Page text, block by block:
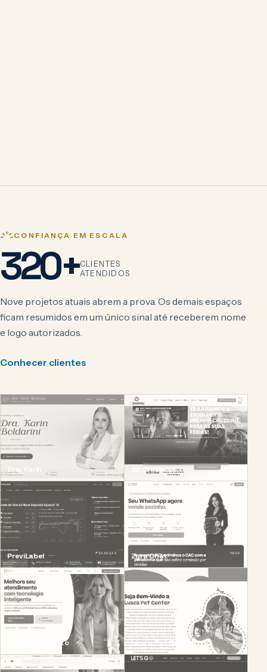
Centenas de negócios já passaram
CONFIANÇA EM ESCALA
320+CLIENTES
ATENDIDOS
Nove projetos atuais abrem a prova. Os demais espaços
ficam resumidos em um único sinal até receberem nome
e logo autorizados.
Conhecer clientes
Dra. Karin SAÚDE BP Cruzeiros TURISMO
PreviLabel FINANÇAS Zyra Chat MODA
Prontuário Certo SAÚDE Lusca Pet Center PET